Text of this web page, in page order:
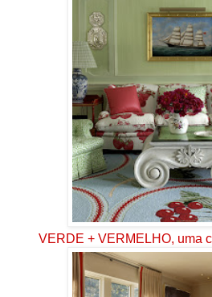
VERDE + VERMELHO, uma